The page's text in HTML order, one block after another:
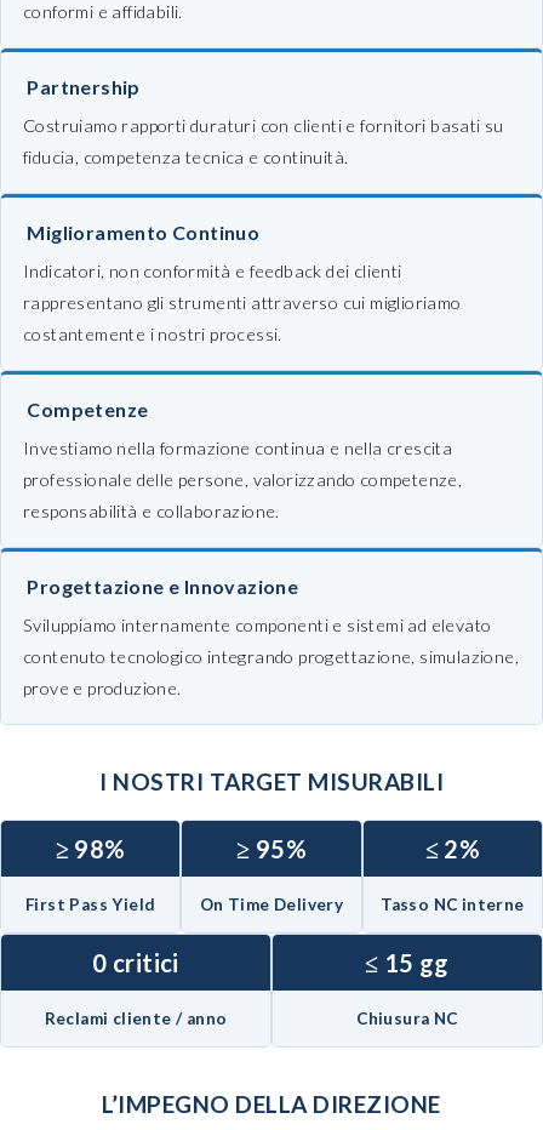
conformi e affidabili.
Partnership
Costruiamo rapporti duraturi con clienti e fornitori basati su
fiducia, competenza tecnica e continuità.
Miglioramento Continuo
Indicatori, non conformità e feedback dei clienti
rappresentano gli strumenti attraverso cui miglioriamo
costantemente i nostri processi.
Competenze
Investiamo nella formazione continua e nella crescita
professionale delle persone, valorizzando competenze,
responsabilità e collaborazione.
Progettazione e Innovazione
Sviluppiamo internamente componenti e sistemi ad elevato
contenuto tecnologico integrando progettazione, simulazione,
prove e produzione.
I NOSTRI TARGET MISURABILI
≥ 98%
First Pass Yield
≥ 95%
On Time Delivery
≤ 2%
Tasso NC interne
0 critici
Reclami cliente / anno
≤ 15 gg
Chiusura NC
L’IMPEGNO DELLA DIREZIONE